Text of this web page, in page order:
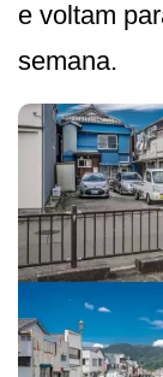
e voltam
semana.